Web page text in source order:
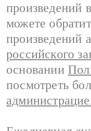
произведений
можете
произведений
российского
основании
посмотреть